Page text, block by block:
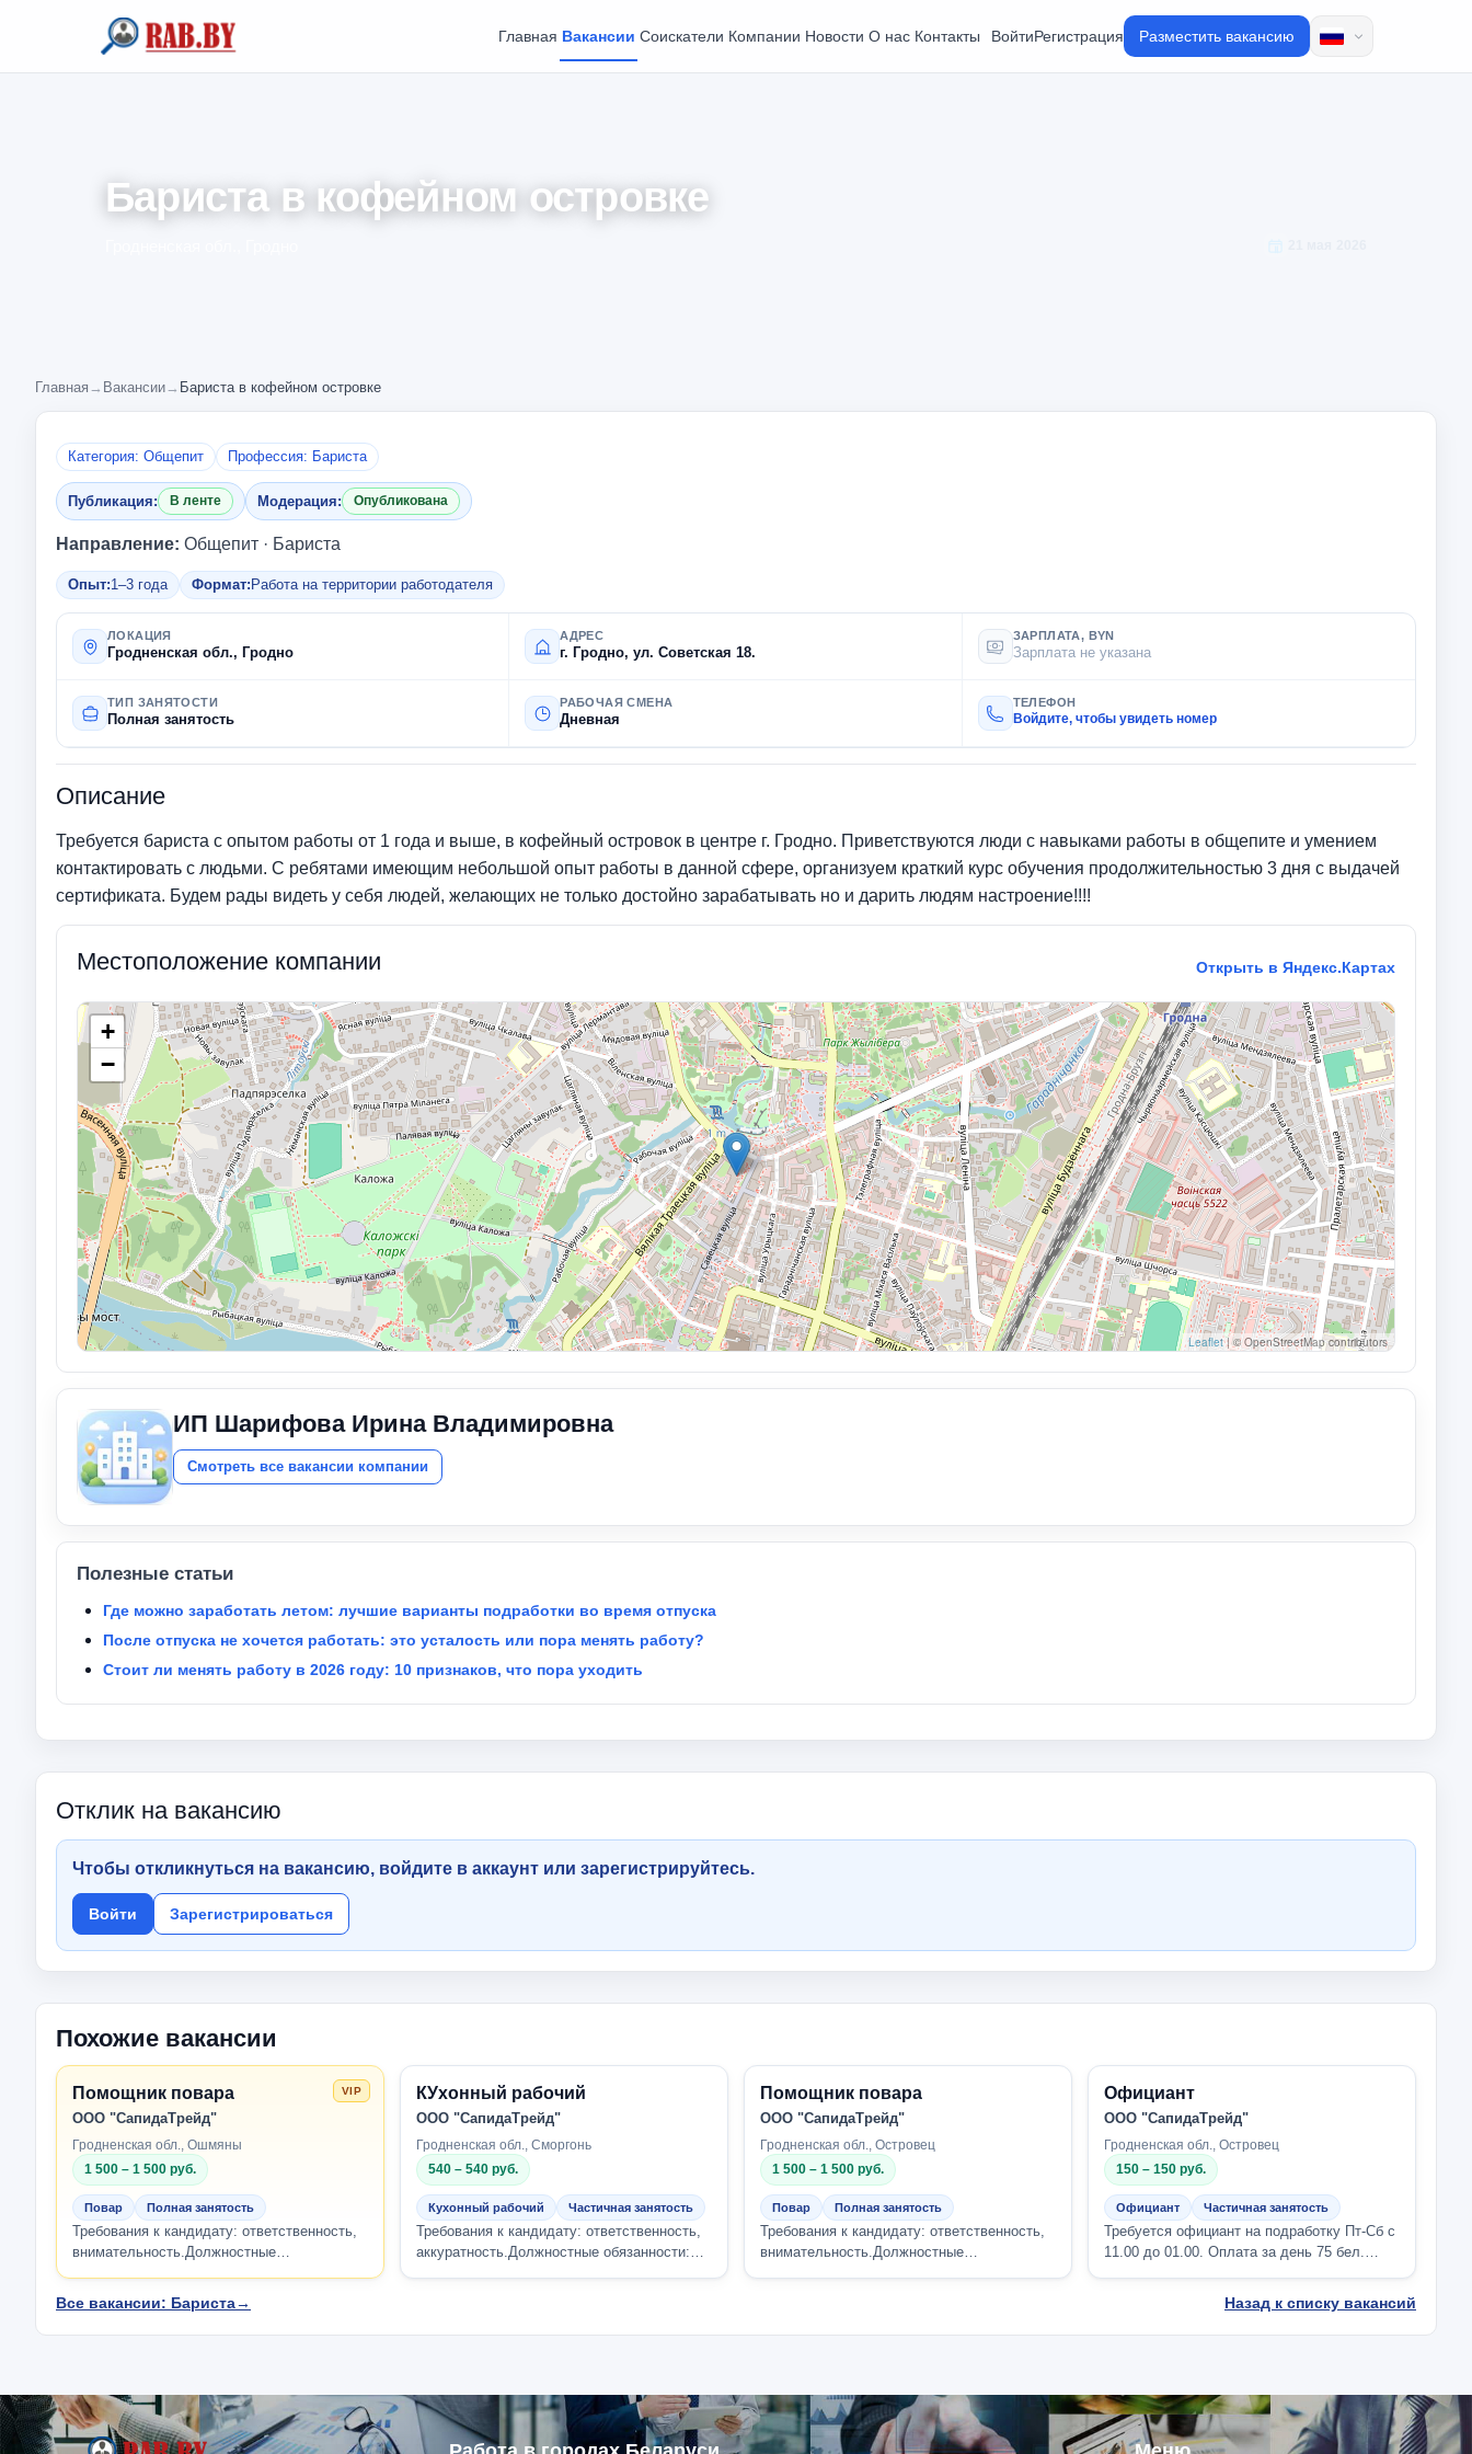
Главная Вакансии Соискатели Компании Новости О нас Контакты ВойтиРегистрация Разместить вакансию
Бариста в кофейном островке
Главная → Вакансии→ Бариста в кофейном островке
Категория: Общепит Профессия: Бариста
Публикация: В ленте Модерация: Опубликована
Направление: Общепит · Бариста
Опыт:1–3 года Формат: Работа на территории работодателя
ЛОКАЦИЯ
Гродненская обл., Гродно
АДРЕС
г. Гродно, ул. Советская 18.
ЗАРПЛАТА, BYN
Зарплата не указана
ТИП ЗАНЯТОСТИ
Полная занятость
РАБОЧАЯ СМЕНА
Дневная
ТЕЛЕФОН
Войдите, чтобы увидеть номер
Описание
Требуется бариста с опытом работы от 1 года и выше, в кофейный островок в центре г. Гродно. Приветствуются люди с навыками работы в общепите и умением
контактировать с людьми. С ребятами имеющим небольшой опыт работы в данной сфере, организуем краткий курс обучения продолжительностью 3 дня с выдачей
сертификата. Будем рады видеть у себя людей, желающих не только достойно зарабатывать но и дарить людям настроение!!!!
Местоположение компании Открыть в Яндекс.Картах
+
−
Leaflet |© OpenStreetMap contributors
ИП Шарифова Ирина Владимировна
Смотреть все вакансии компании
Полезные статьи
Где можно заработать летом: лучшие варианты подработки во время отпуска
После отпуска не хочется работать: это усталость или пора менять работу?
Стоит ли менять работу в 2026 году: 10 признаков, что пора уходить
Отклик на вакансию
Чтобы откликнуться на вакансию, войдите в аккаунт или зарегистрируйтесь.
Войти Зарегистрироваться
Похожие вакансии
Помощник повара
ООО "СапидаТрейд"
Гродненская обл., Ошмяны
VIP
1 500 – 1 500 руб.
Повар Полная занятость
Требования к кандидату: ответственность,
внимательность.Должностные
сложности.Комп...
КУхонный рабочий
ООО "СапидаТрейд"
Гродненская обл., Сморгонь
540 – 540 руб.
Кухонный рабочий Частичная занятость
Требования к кандидату: ответственность,
аккуратность.Должностные обязанности:
Помощник повара
ООО "СапидаТрейд"
Гродненская обл., Островец
1 500 – 1 500 руб.
Повар Полная занятость
Требования к кандидату: ответственность,
внимательность.Должностные
Официант
ООО "СапидаТрейд"
Гродненская обл., Островец
150 – 150 руб.
Официант Частичная занятость
Требуется официант на подработку Пт-Сб с
11.00 до 01.00. Оплата за день 75 бел.
Все вакансии: Бариста→ Назад к списку вакансий